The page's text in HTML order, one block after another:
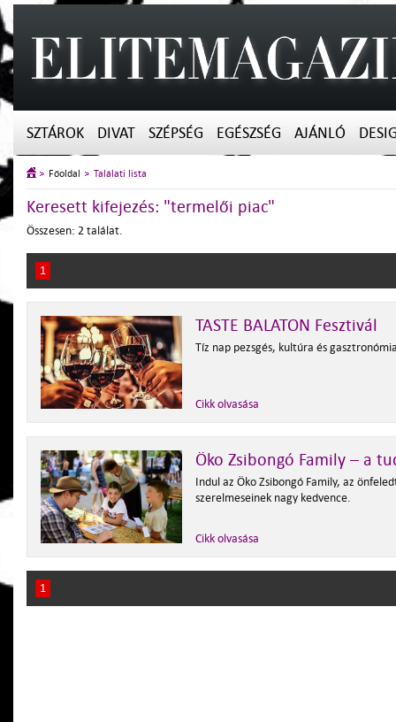
SZTÁROK DIVAT SZÉPSÉG EGÉSZSÉG AJÁNLÓ
Főoldal Találati lista
Keresett kifejezés: "termelői piac"
Összesen: 2 találat.
1
TASTE BALATON Fesztivál
Tíz nap pezsgés, kultúra és
Cikk olvasása
Öko Zsibongó Family – a
Indul az Öko Zsibongó Family, az
szerelmeseinek nagy kedvence.
Cikk olvasása
1